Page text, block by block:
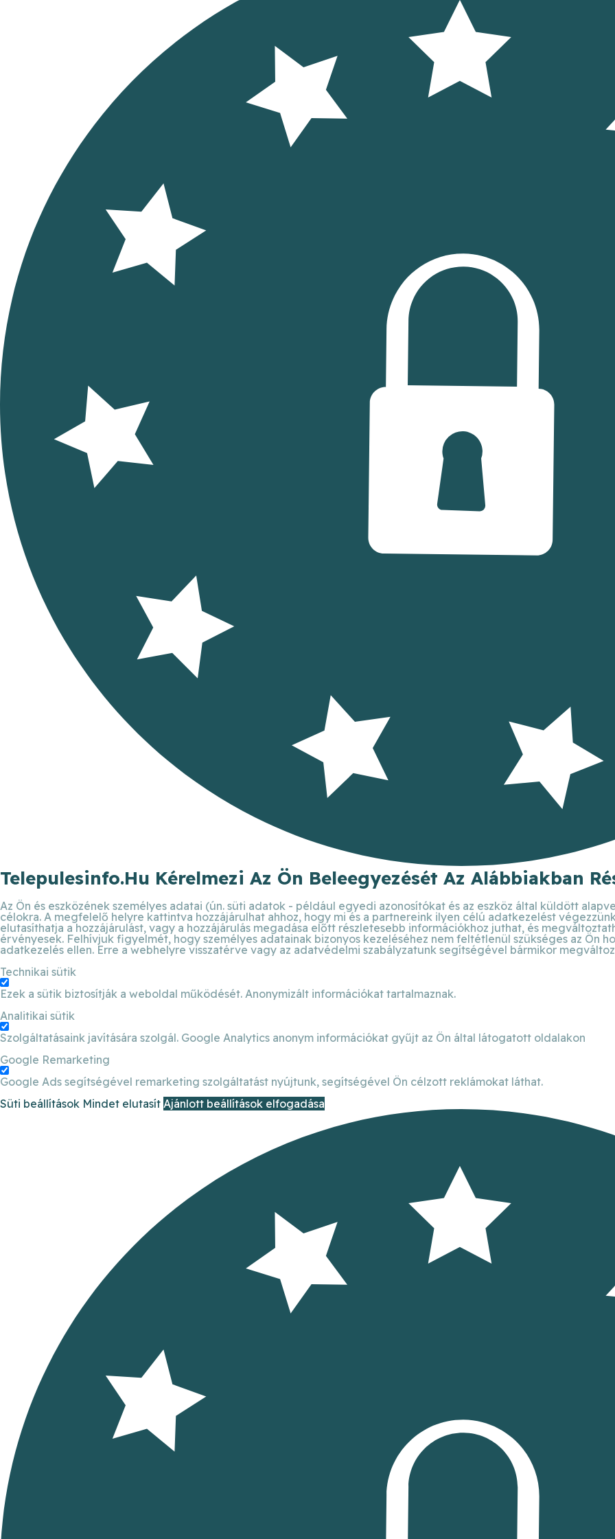
Telepulesinfo.hu Kérelmezi Az Ön Beleegyezését Az Alábbiakban
Az Ön és eszközének személyes adatai (ún. süti adatok - például egyedi azonosítókat és az eszköz által küldött
célokra. A megfelelő helyre kattintva hozzájárulhat ahhoz, hogy mi és a partnereink ilyen célú adatkezelést
elutasíthatja a hozzájárulást, vagy a hozzájárulás megadása előtt részletesebb információkhoz juthat, és
érvényesek. Felhívjuk figyelmét, hogy személyes adatainak bizonyos kezeléséhez nem feltétlenül szükséges az Ön
adatkezelés ellen. Erre a webhelyre visszatérve vagy az adatvédelmi szabályzatunk segítségével bármikor
Technikai sütik
Ezek a sütik biztosítják a weboldal működését. Anonymizált információkat tartalmaznak.
Analitikai sütik
Szolgáltatásaink javítására szolgál. Google Analytics anonym információkat gyűjt az Ön által látogatott oldalakon
Google Remarketing
Google Ads segítségével remarketing szolgáltatást nyújtunk, segítségével Ön célzott reklámokat láthat.
Süti beállítások Mindet elutasít Ajánlott beállítások elfogadása